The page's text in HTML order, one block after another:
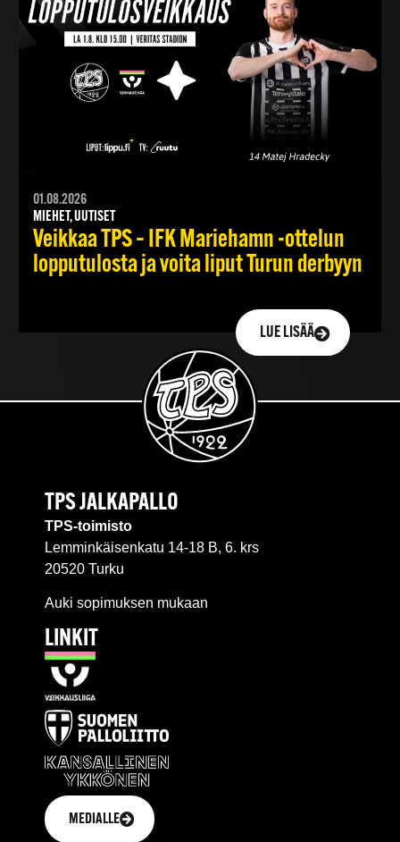
01.08.2026
MIEHET, UUTISET
Veikkaa TPS – IFK Mariehamn -ottelun
lopputulosta ja voita liput Turun derbyyn
LUE LISÄÄ
TPS JALKAPALLO
TPS-toimisto
Lemminkäisenkatu 14-18 B, 6. krs
20520 Turku
Auki sopimuksen mukaan
LINKIT
MEDIALLE